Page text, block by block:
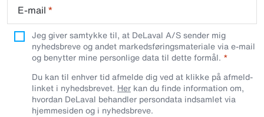
E-mail *
Jeg giver samtykke til, at DeLaval A/S sender mig
nyhedsbreve og andet markedsføringsmateriale via e-mail
og benytter mine personlige data til dette formål.
Du kan til enhver tid afmelde dig ved at klikke på afmeld-
linket i nyhedsbrevet. Her kan du finde information om,
hvordan DeLaval behandler persondata indsamlet via
hjemmesiden og i nyhedsbreve.